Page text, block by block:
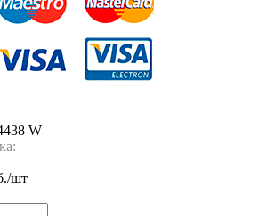
W
шт